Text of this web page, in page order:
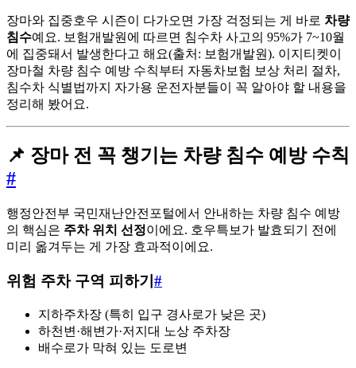
장마와 집중호우 시즌이 다가오면 가장 걱정되는 게 바로 차량
침수예요. 보험개발원에 따르면 침수차 사고의 95%가 7~10월
에 집중돼서 발생한다고 해요(출처: 보험개발원). 이지티켓이
장마철 차량 침수 예방 수칙부터 자동차보험 보상 처리 절차,
침수차 식별법까지 자가용 운전자분들이 꼭 알아야 할 내용을
정리해 봤어요.
📌 장마 전 꼭 챙기는 차량 침수 예방 수칙
#
행정안전부 국민재난안전포털에서 안내하는 차량 침수 예방
의 핵심은 주차 위치 선정이에요. 호우특보가 발효되기 전에
미리 옮겨두는 게 가장 효과적이에요.
위험 주차 구역 피하기 #
지하주차장 (특히 입구 경사로가 낮은 곳)
하천변·해변가·저지대 노상 주차장
배수로가 막혀 있는 도로변